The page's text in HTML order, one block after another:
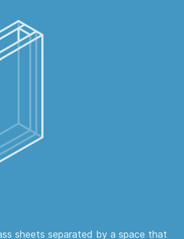
sheets separated by a space that